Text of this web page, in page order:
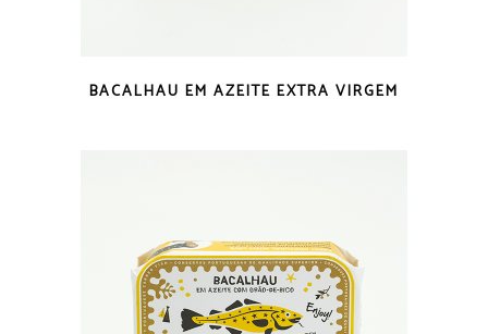
BACALHAU EM AZEITE EXTRA VIRGEM